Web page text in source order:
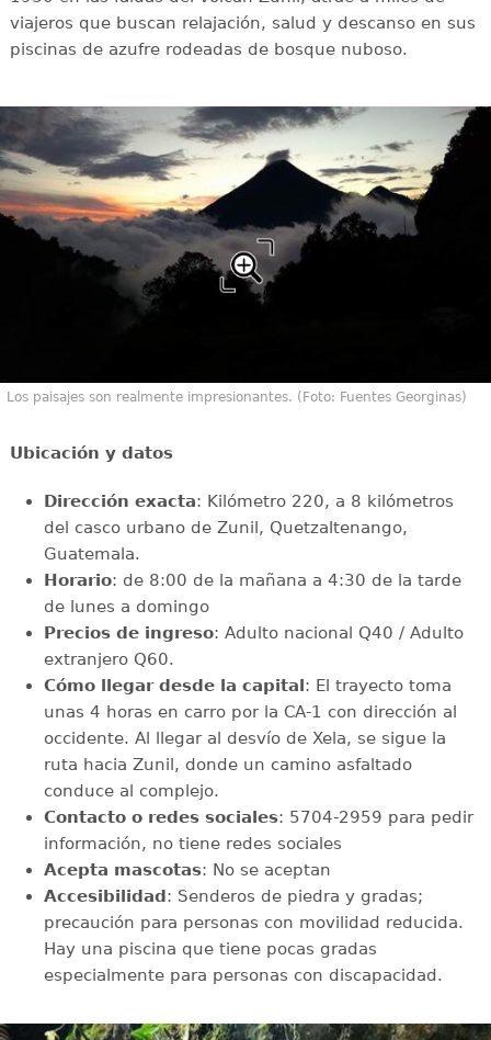
viajeros que buscan relajación, salud y descanso en sus
piscinas de azufre rodeadas de bosque nuboso.
Los paisajes son realmente impresionantes. (Foto: Fuentes Georginas)
Ubicación y datos
Dirección exacta: Kilómetro 220, a 8 kilómetros
del casco urbano de Zunil, Quetzaltenango,
Guatemala.
Horario: de 8:00 de la mañana a 4:30 de la tarde
de lunes a domingo
Precios de ingreso: Adulto nacional Q40 / Adulto
extranjero Q60.
Cómo llegar desde la capital: El trayecto toma
unas 4 horas en carro por la CA-1 con dirección al
occidente. Al llegar al desvío de Xela, se sigue la
ruta hacia Zunil, donde un camino asfaltado
conduce al complejo.
Contacto o redes sociales: 5704-2959 para pedir
información, no tiene redes sociales
Acepta mascotas: No se aceptan
Accesibilidad: Senderos de piedra y gradas;
precaución para personas con movilidad reducida.
Hay una piscina que tiene pocas gradas
especialmente para personas con discapacidad.